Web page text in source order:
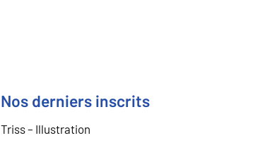
Nos derniers inscrits
Triss – Illustration